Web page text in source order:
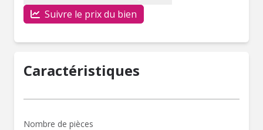
Suivre le prix du bien
Caractéristiques
Nombre de pièces